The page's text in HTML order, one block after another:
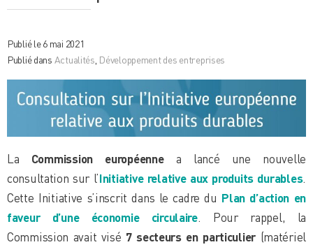
Publié le 6 mai 2021
Publié dans Actualités Développement des entreprises
La Commission européenne a lancé une nouvelle
consultation sur l’Initiative relative aux produits durables.
Cette Initiative s’inscrit dans le cadre du Plan d’action en
faveur d’une économie circulaire. Pour rappel, la
Commission avait visé 7 secteurs en particulier(matériel